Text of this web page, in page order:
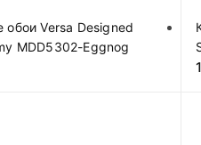
обои Versa Designed
MDD5302-Eggnog